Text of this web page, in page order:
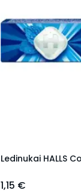
Ledinukai HALLS
1,15 €